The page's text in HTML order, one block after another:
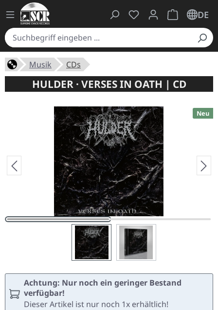
Du hast 0 Produkte
Warenkorb
DE
Musik CDs
HULDER · VERSES IN OATH | CD
Neu
Achtung: Nur noch ein geringer Bestand
verfügbar!
Dieser Artikel ist nur noch 1x erhältlich!